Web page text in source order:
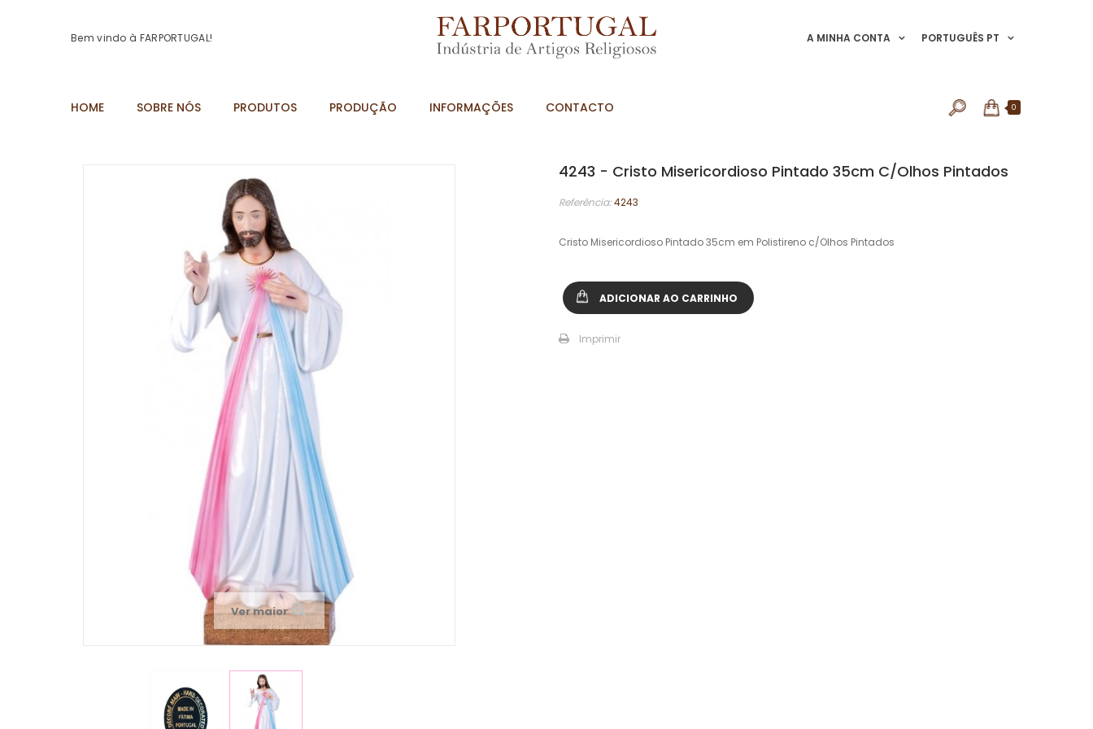
PORTUGUÊS PT
Bem vindo à FARPORTUGAL! A MINHA CONTA
HOME SOBRE NÓS PRODUTOS PRODUÇÃO INFORMAÇÕES CONTACTO 0
Ver maior
4243 - Cristo Misericordioso Pintado 35cm C/Olhos Pintados
Referência:4243
Cristo Misericordioso Pintado 35cm em Polistireno c/Olhos Pintados
ADICIONAR AO CARRINHO
Imprimir